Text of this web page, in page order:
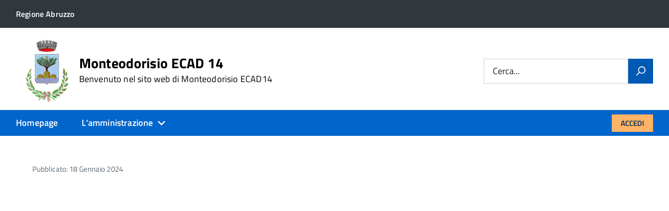
Regione Abruzzo
Monteodorisio ECAD 14
Benvenuto nel sito web di Monteodorisio ECAD14
Cerca...
Homepage L'amministrazione ACCEDI
Pubblicato: 18 Gennaio 2024